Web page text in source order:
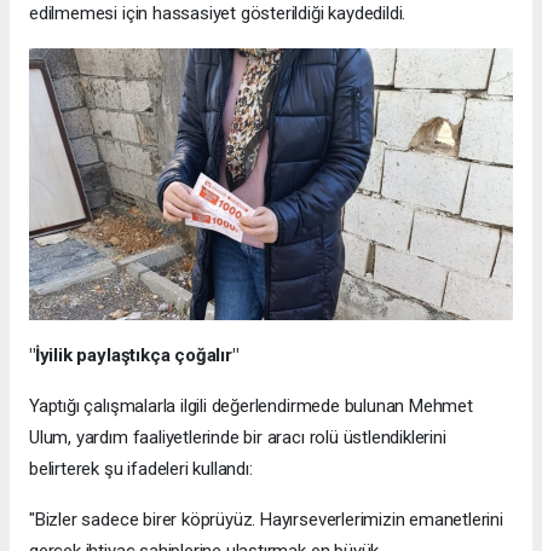
edilmemesi için hassasiyet gösterildiği kaydedildi.
"İyilik paylaştıkça çoğalır"
Yaptığı çalışmalarla ilgili değerlendirmede bulunan Mehmet
Ulum, yardım faaliyetlerinde bir aracı rolü üstlendiklerini
belirterek şu ifadeleri kullandı:
"Bizler sadece birer köprüyüz. Hayırseverlerimizin emanetlerini